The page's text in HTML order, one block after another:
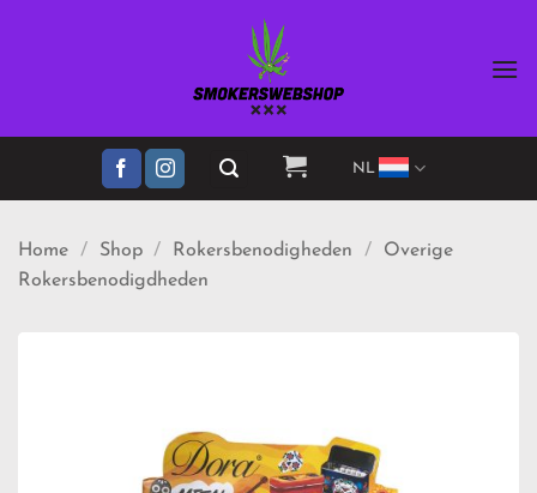
NL
Home / Shop / Rokersbenodigheden /
Overige
Rokersbenodigdheden